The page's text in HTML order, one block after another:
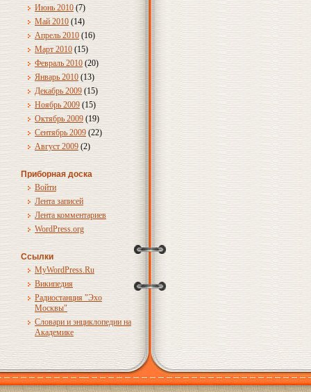
Июнь 2010 (7)
Май 2010 (14)
Апрель 2010 (16)
Март 2010 (15)
Февраль 2010 (20)
Январь 2010 (13)
Декабрь 2009 (15)
Ноябрь 2009 (15)
Октябрь 2009 (19)
Сентябрь 2009 (22)
Август 2009 (2)
Приборная доска
Войти
Лента записей
Лента комментариев
WordPress.org
Ссылки
MyWordPress.Ru
Википедия
Радиостанция "Эхо
Москвы"
Словари и энциклопедии на
Академике